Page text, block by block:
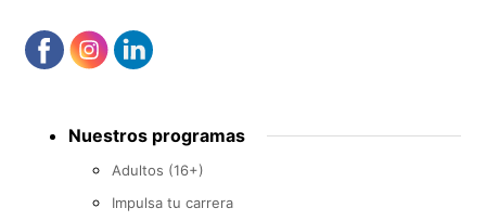
menu Nuestros programas
Adultos (16+)
Impulsa tu carrera